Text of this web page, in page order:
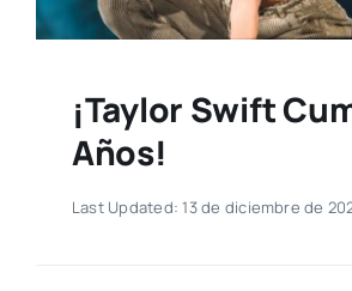
¡Taylor Swift
Años!
Last Updated: 13 de diciembre de